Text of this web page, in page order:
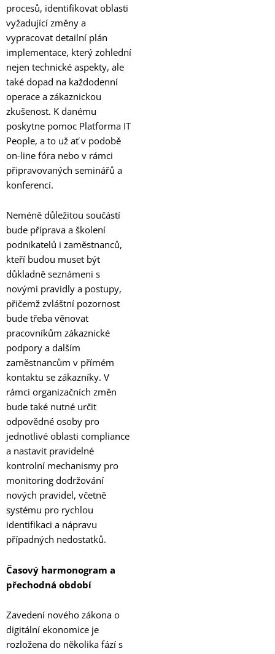
procesů, identifikovat oblasti
vyžadující změny a
vypracovat detailní plán
implementace, který zohlední
nejen technické aspekty, ale
také dopad na každodenní
operace a zákaznickou
zkušenost. K danému
poskytne pomoc Platforma IT
People, a to už ať v podobě
on-line fóra nebo v rámci
připravovaných seminářů a
konferencí.
Neméně důležitou součástí
bude příprava a školení
podnikatelů i zaměstnanců,
kteří budou muset být
důkladně seznámeni s
novými pravidly a postupy,
přičemž zvláštní pozornost
bude třeba věnovat
pracovníkům zákaznické
podpory a dalším
zaměstnancům v přímém
kontaktu se zákazníky. V
rámci organizačních změn
bude také nutné určit
odpovědné osoby pro
jednotlivé oblasti compliance
a nastavit pravidelné
kontrolní mechanismy pro
monitoring dodržování
nových pravidel, včetně
systému pro rychlou
identifikaci a nápravu
případných nedostatků.
Časový harmonogram a
přechodná období
Zavedení nového zákona o
digitální ekonomice je
rozložena do několika fází s